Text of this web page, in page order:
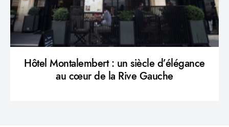
Hôtel Montalembert : un siècle d’élégance
au cœur de la Rive Gauche